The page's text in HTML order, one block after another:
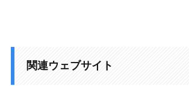
関連ウェブサイト